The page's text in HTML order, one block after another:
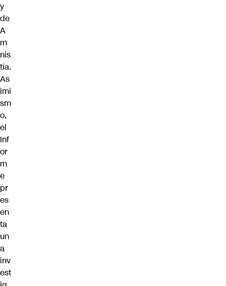
y
de
A
m
nis
tía.
As
imi
sm
o,
el
Inf
or
m
e
pr
es
en
ta
un
a
inv
est